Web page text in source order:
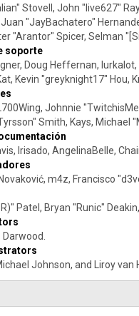
Stovell, John "live627"
"JayBachatero"
"Arantor" Spicer, Selman
soporte
Doug Heffernan,
Kevin "greyknight17" Hou,
Johnnie
Smith, Kays, Michael
Irisado, AngelinaBelle,
m4z, Francisco
Patel, Bryan "Runic"
Johnson, and Liroy van